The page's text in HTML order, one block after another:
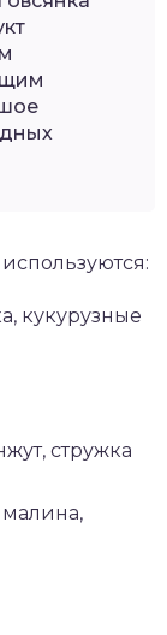
кукурузные
стружка